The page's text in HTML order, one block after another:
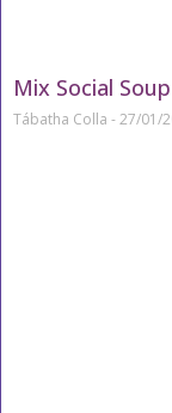
Mix Social
Tábatha Colla 27/01/